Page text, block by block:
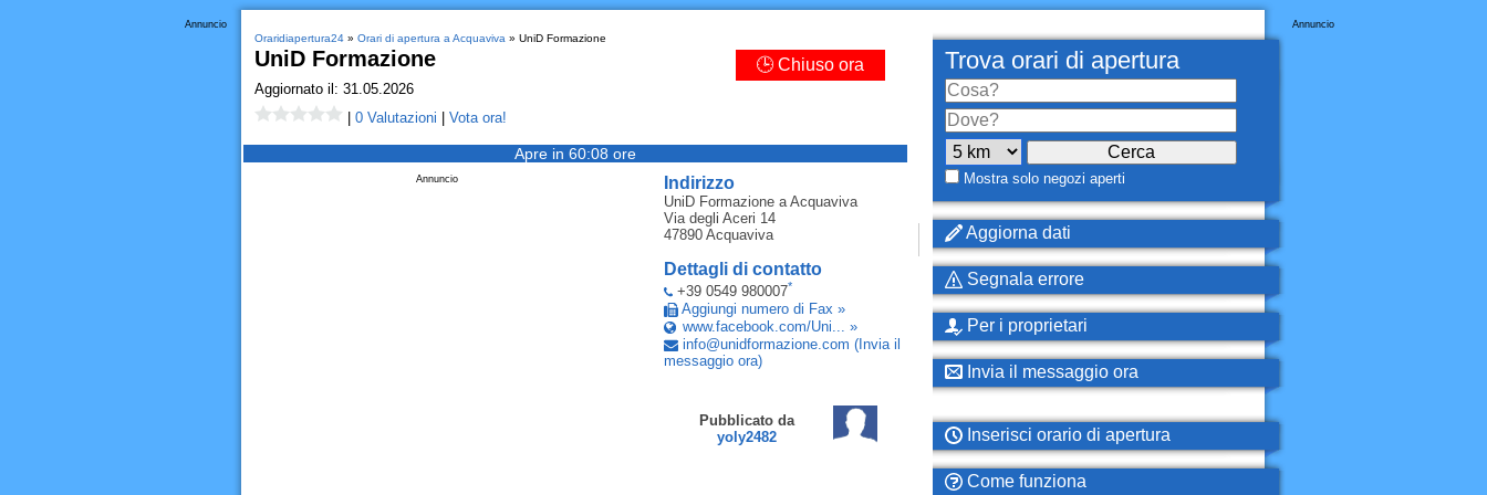
Annuncio
Oraridiapertura24» Orari di apertura a Acquaviva » UniD Formazione
UniD Formazione 🕒 Chiuso ora
Aggiornato il: 31.05.2026
0 Valutazioni Vota ora!
Apre in 60:08 ore
Indirizzo
UniD Formazionea Acquaviva
Via degli Aceri 14
47890 Acquaviva
Dettagli di contatto
+39 0549 980007*
Aggiungi numero di Fax »
www.facebook.com/Uni... »
info@unidformazione.com (Invia il
messaggio ora)
Pubblicato da
yoly2482
Annuncio
Annuncio
Trova orari di apertura
Mostra solo negozi aperti
Aggiorna dati
Segnala errore
Per i proprietari
Invia il messaggio ora
Inserisci orario di apertura
Come funziona